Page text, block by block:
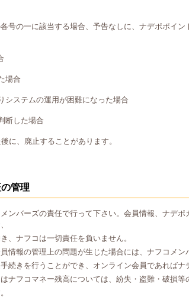
号の一に該当する場合、予告なしに、ナデポポイ
場合
システムの運用が困難になった場合
断した場合
に、廃止することがあります。
管理
ンバーズの責任で行って下さい。会員情報、ナデ
、ナフコは一切責任を負いません。
情報の管理上の問題が生じた場合には、ナフコメ
続きを行うことができ、オンライン会員であればナ
ナフコマネー残高については、紛失・盗難・破損等